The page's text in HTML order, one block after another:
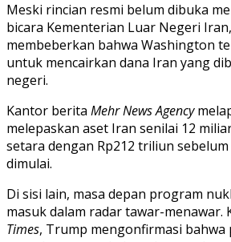
Meski rincian resmi belum dibuka
bicara Kementerian Luar Negeri
membeberkan bahwa Washington
untuk mencairkan dana Iran yang
negeri.
Kantor berita Mehr News Agency
melepaskan aset Iran senilai 12
setara dengan Rp212 triliun
dimulai.
Di sisi lain, masa depan program
masuk dalam radar tawar-menawar.
Times, Trump mengonfirmasi bahwa